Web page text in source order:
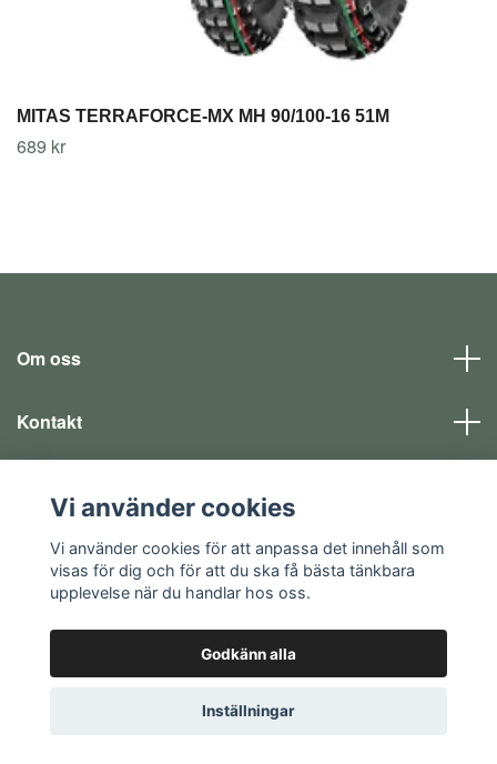
MITAS TERRAFORCE-MX MH 90/100-16 51M
689 kr
Om oss
Kontakt
Sociala medier
© 2026 EQ SHOP - allt för dina fritidsintressen
Vi använder cookies
Vi använder cookies för att anpassa det innehåll som
visas för dig och för att du ska få bästa tänkbara
upplevelse när du handlar hos oss.
Godkänn alla
Inställningar